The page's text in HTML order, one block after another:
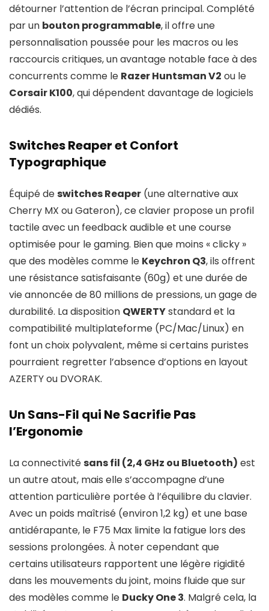
détourner l’attention de l’écran principal. Complété
par un bouton programmable, il offre une
personnalisation poussée pour les macros ou les
raccourcis critiques, un avantage notable face à des
concurrents comme le Razer Huntsman V2 ou le
Corsair K100, qui dépendent davantage de logiciels
dédiés.
Switches Reaper et Confort
Typographique
Équipé deswitches Reaper (une alternative aux
Cherry MX ou Gateron), ce clavier propose un profil
tactile avec un feedback audible et une course
optimisée pour le gaming. Bien que moins « clicky »
que des modèles comme le Keychron Q3, ils offrent
une résistance satisfaisante (60g) et une durée de
vie annoncée de 80 millions de pressions, un gage de
durabilité. La disposition QWERTYstandard et la
compatibilité multiplateforme (PC/Mac/Linux) en
font un choix polyvalent, même si certains puristes
pourraient regretter l’absence d’options en layout
AZERTY ou DVORAK.
Un Sans-Fil qui Ne Sacrifie Pas
l’Ergonomie
La connectivitésans fil (2,4 GHz ou Bluetooth) est
un autre atout, mais elle s’accompagne d’une
attention particulière portée à l’équilibre du clavier.
Avec un poids maîtrisé (environ 1,2 kg) et une base
antidérapante, le F75 Max limite la fatigue lors des
sessions prolongées. À noter cependant que
certains utilisateurs rapportent une légère rigidité
dans les mouvements du joint, moins fluide que sur
des modèles comme le Ducky One 3. Malgré cela, la